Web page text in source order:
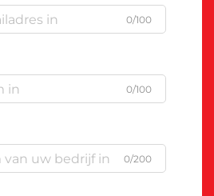
0/100
0/100
0/200